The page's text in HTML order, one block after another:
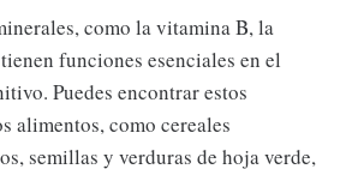
como la vitamina B, la
funciones esenciales en el
Puedes encontrar estos
alimentos, como cereales
semillas y verduras de hoja verde,